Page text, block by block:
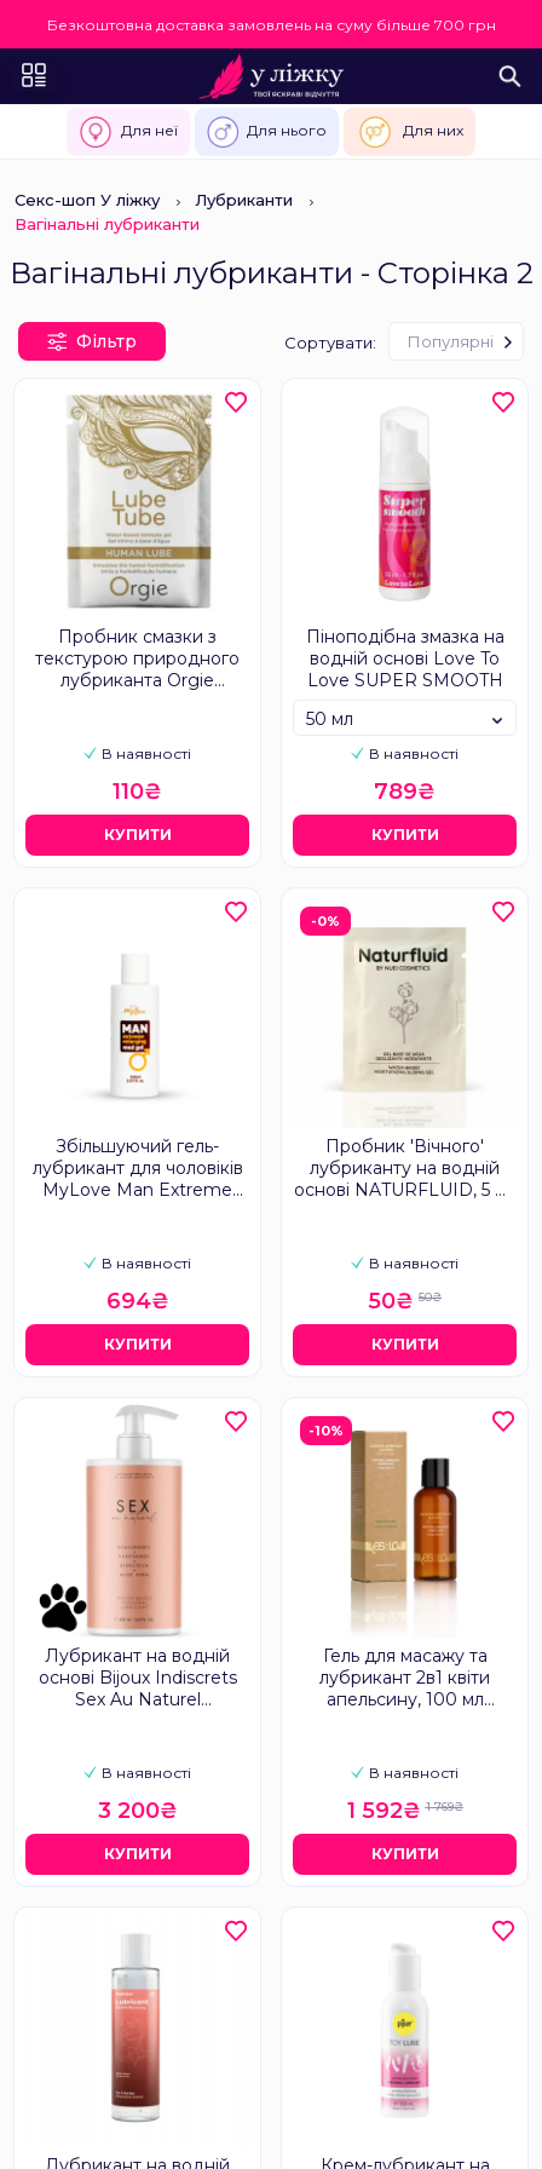
Безкоштовна доставка замовлень на суму більше 700 грн
Для неї Для нього Для них
Секс-шоп У ліжку
Лубриканти
Вагінальні лубриканти
Вагінальні лубриканти - Сторінка 2
Фільтр Сортувати: Популярні
Пробник смазки з
текстурою природного
лубриканта Orgie
В наявності
110₴
КУПИТИ
Піноподібна змазка на
водній основі Love To
Love SUPER SMOOTH
В наявності
50 мл
789₴
КУПИТИ
Збільшуючий гель-
лубрикант для чоловіків
MyLove Man Extreme
В наявності
694₴
КУПИТИ
-0%
Пробник 'Вічного'
лубриканту на водній
основі NATURFLUID, 5 мл
В наявності
50₴ 50₴
КУПИТИ
Лубрикант на водній
основі Bijoux Indiscrets
Sex Au Naturel
В наявності
3 200₴
КУПИТИ
-10%
Гель для масажу та
лубрикант 2в1 квіти
апельсину, 100 мл
В наявності
1 592₴ 1 769₴
КУПИТИ